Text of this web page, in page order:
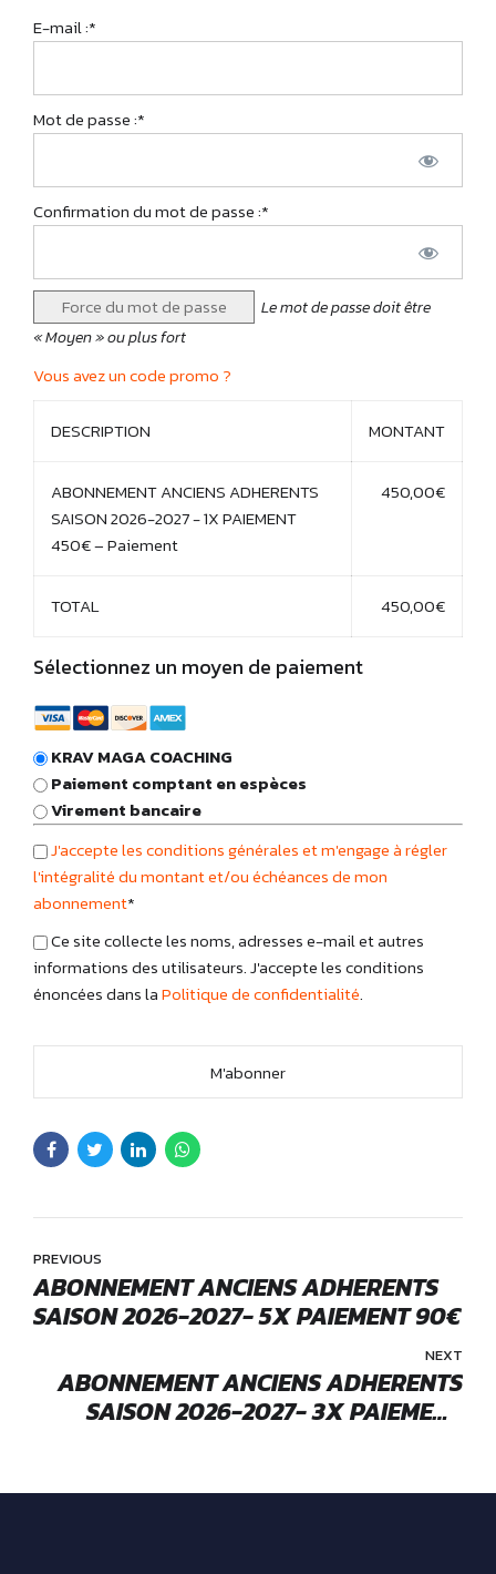
E-mail :*
Mot de passe :*
Confirmation du mot de passe :*
Force du mot de passe
Le mot de passe doit être
« Moyen » ou plus fort
Vous avez un code promo ?
DESCRIPTION MONTANT
ABONNEMENT ANCIENS ADHERENTS
SAISON 2026-2027 - 1X PAIEMENT
450€ – Paiement
450,00€
TOTAL 450,00€
Sélectionnez un moyen de paiement
KRAV MAGA COACHING
Paiement comptant en espèces
Virement bancaire
J'accepte les conditions générales et m'engage à régler
l'intégralité du montant et/ou échéances de mon
abonnement*
Ce site collecte les noms, adresses e-mail et autres
informations des utilisateurs. J'accepte les conditions
énoncées dans laPolitique de confidentialité.
PREVIOUS
ABONNEMENT ANCIENS ADHERENTS
SAISON 2026-2027- 5X PAIEMENT 90€
NEXT
ABONNEMENT ANCIENS ADHERENTS
SAISON 2026-2027- 3X PAIEMENT